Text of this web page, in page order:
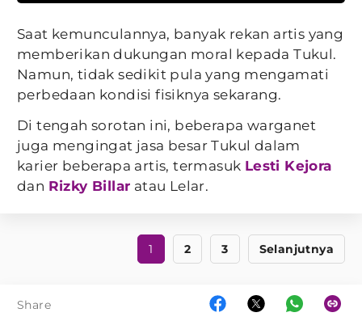
Saat kemunculannya, banyak rekan artis yang
memberikan dukungan moral kepada Tukul.
Namun, tidak sedikit pula yang mengamati
perbedaan kondisi fisiknya sekarang.
Di tengah sorotan ini, beberapa warganet
juga mengingat jasa besar Tukul dalam
karier beberapa artis, termasuk Lesti Kejora
dan Rizky Billar atau Lelar.
1 2 3 Selanjutnya
Share